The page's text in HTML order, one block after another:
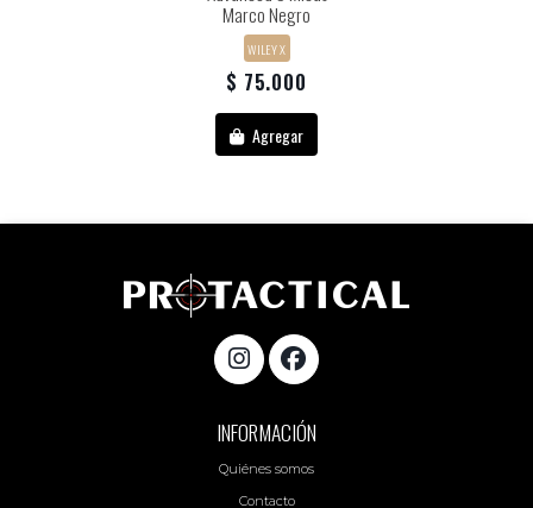
Marco Negro
WILEY X
$ 75.000
Agregar
INFORMACIÓN
Quiénes somos
Contacto